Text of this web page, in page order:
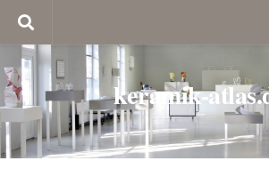
keramik-